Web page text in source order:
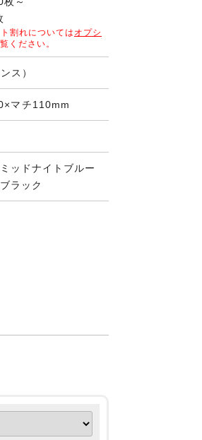
割れについては オプシ
ください。
ス）
マチ110mm
ッドナイトブルー
ラック